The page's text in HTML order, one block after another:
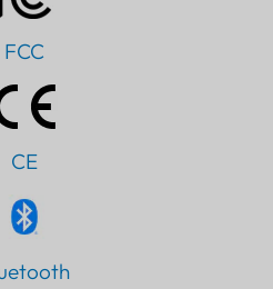
FCC
CE